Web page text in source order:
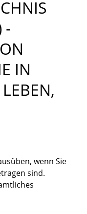
-
IN
wenn Sie
sind.